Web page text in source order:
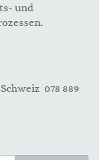
und
078 889